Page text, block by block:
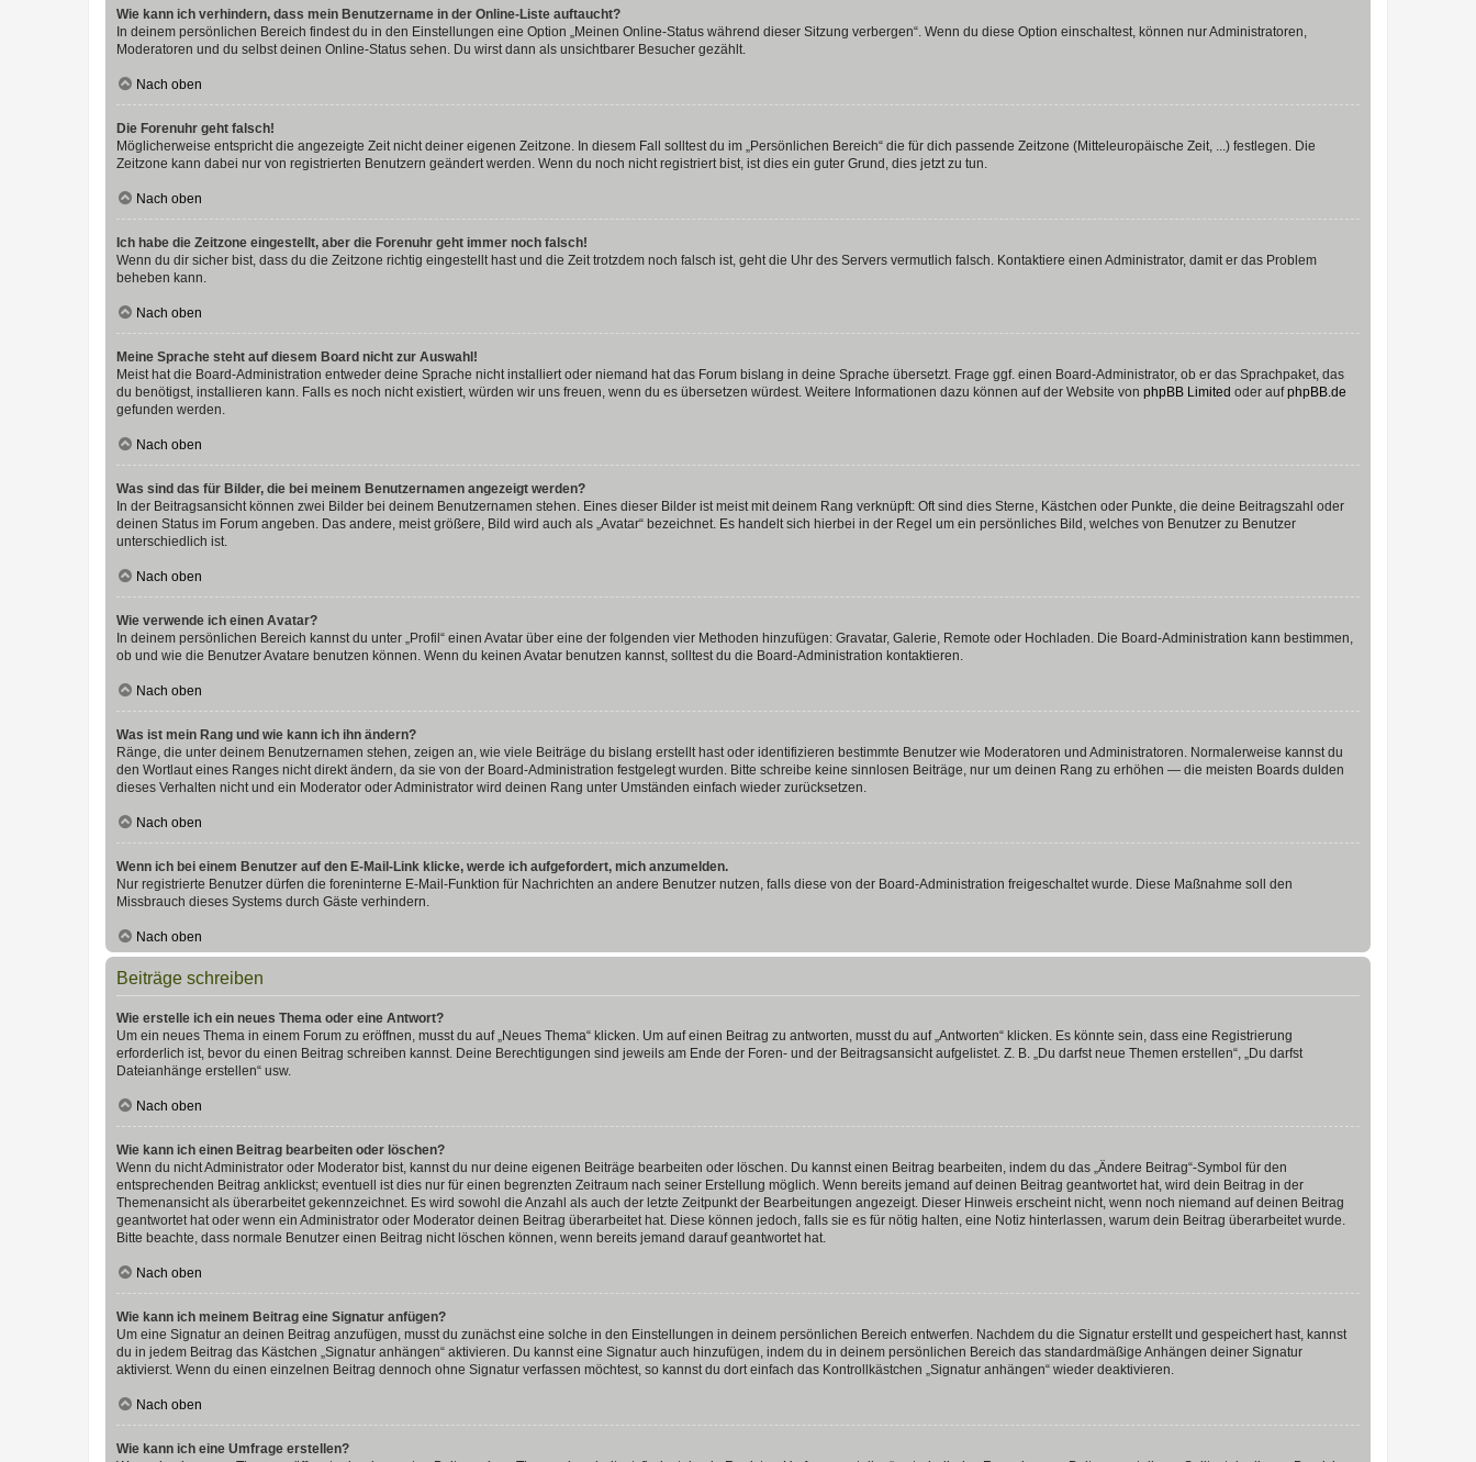
Wie kann ich verhindern, dass mein Benutzername in der Online-Liste auftaucht?
In deinem persönlichen Bereich findest du in den Einstellungen eine Option „Meinen Online-Status während dieser Sitzung verbergen“. Wenn du diese Option einschaltest, können nur Administratoren,
Moderatoren und du selbst deinen Online-Status sehen. Du wirst dann als unsichtbarer Besucher gezählt.
Nach oben
Die Forenuhr geht falsch!
Möglicherweise entspricht die angezeigte Zeit nicht deiner eigenen Zeitzone. In diesem Fall solltest du im „Persönlichen Bereich“ die für dich passende Zeitzone (Mitteleuropäische Zeit, ...) festlegen. Die
Zeitzone kann dabei nur von registrierten Benutzern geändert werden. Wenn du noch nicht registriert bist, ist dies ein guter Grund, dies jetzt zu tun.
Nach oben
Ich habe die Zeitzone eingestellt, aber die Forenuhr geht immer noch falsch!
Wenn du dir sicher bist, dass du die Zeitzone richtig eingestellt hast und die Zeit trotzdem noch falsch ist, geht die Uhr des Servers vermutlich falsch. Kontaktiere einen Administrator, damit er das Problem
beheben kann.
Nach oben
Meine Sprache steht auf diesem Board nicht zur Auswahl!
Meist hat die Board-Administration entweder deine Sprache nicht installiert oder niemand hat das Forum bislang in deine Sprache übersetzt. Frage ggf. einen Board-Administrator, ob er das Sprachpaket, das
du benötigst, installieren kann. Falls es noch nicht existiert, würden wir uns freuen, wenn du es übersetzen würdest. Weitere Informationen dazu können auf der Website von phpBB Limited oder aufphpBB.de
gefunden werden.
Nach oben
Was sind das für Bilder, die bei meinem Benutzernamen angezeigt werden?
In der Beitragsansicht können zwei Bilder bei deinem Benutzernamen stehen. Eines dieser Bilder ist meist mit deinem Rang verknüpft: Oft sind dies Sterne, Kästchen oder Punkte, die deine Beitragszahl oder
deinen Status im Forum angeben. Das andere, meist größere, Bild wird auch als „Avatar“ bezeichnet. Es handelt sich hierbei in der Regel um ein persönliches Bild, welches von Benutzer zu Benutzer
unterschiedlich ist.
Nach oben
Wie verwende ich einen Avatar?
In deinem persönlichen Bereich kannst du unter „Profil“ einen Avatar über eine der folgenden vier Methoden hinzufügen: Gravatar, Galerie, Remote oder Hochladen. Die Board-Administration kann bestimmen,
ob und wie die Benutzer Avatare benutzen können. Wenn du keinen Avatar benutzen kannst, solltest du die Board-Administration kontaktieren.
Nach oben
Was ist mein Rang und wie kann ich ihn ändern?
Ränge, die unter deinem Benutzernamen stehen, zeigen an, wie viele Beiträge du bislang erstellt hast oder identifizieren bestimmte Benutzer wie Moderatoren und Administratoren. Normalerweise kannst du
den Wortlaut eines Ranges nicht direkt ändern, da sie von der Board-Administration festgelegt wurden. Bitte schreibe keine sinnlosen Beiträge, nur um deinen Rang zu erhöhen — die meisten Boards dulden
dieses Verhalten nicht und ein Moderator oder Administrator wird deinen Rang unter Umständen einfach wieder zurücksetzen.
Nach oben
Wenn ich bei einem Benutzer auf den E-Mail-Link klicke, werde ich aufgefordert, mich anzumelden.
Nur registrierte Benutzer dürfen die foreninterne E-Mail-Funktion für Nachrichten an andere Benutzer nutzen, falls diese von der Board-Administration freigeschaltet wurde. Diese Maßnahme soll den
Missbrauch dieses Systems durch Gäste verhindern.
Nach oben
Beiträge schreiben
Wie erstelle ich ein neues Thema oder eine Antwort?
Um ein neues Thema in einem Forum zu eröffnen, musst du auf „Neues Thema“ klicken. Um auf einen Beitrag zu antworten, musst du auf „Antworten“ klicken. Es könnte sein, dass eine Registrierung
erforderlich ist, bevor du einen Beitrag schreiben kannst. Deine Berechtigungen sind jeweils am Ende der Foren- und der Beitragsansicht aufgelistet. Z. B. „Du darfst neue Themen erstellen“, „Du darfst
Dateianhänge erstellen“ usw.
Nach oben
Wie kann ich einen Beitrag bearbeiten oder löschen?
Wenn du nicht Administrator oder Moderator bist, kannst du nur deine eigenen Beiträge bearbeiten oder löschen. Du kannst einen Beitrag bearbeiten, indem du das „Ändere Beitrag“-Symbol für den
entsprechenden Beitrag anklickst; eventuell ist dies nur für einen begrenzten Zeitraum nach seiner Erstellung möglich. Wenn bereits jemand auf deinen Beitrag geantwortet hat, wird dein Beitrag in der
Themenansicht als überarbeitet gekennzeichnet. Es wird sowohl die Anzahl als auch der letzte Zeitpunkt der Bearbeitungen angezeigt. Dieser Hinweis erscheint nicht, wenn noch niemand auf deinen Beitrag
geantwortet hat oder wenn ein Administrator oder Moderator deinen Beitrag überarbeitet hat. Diese können jedoch, falls sie es für nötig halten, eine Notiz hinterlassen, warum dein Beitrag überarbeitet wurde.
Bitte beachte, dass normale Benutzer einen Beitrag nicht löschen können, wenn bereits jemand darauf geantwortet hat.
Nach oben
Wie kann ich meinem Beitrag eine Signatur anfügen?
Um eine Signatur an deinen Beitrag anzufügen, musst du zunächst eine solche in den Einstellungen in deinem persönlichen Bereich entwerfen. Nachdem du die Signatur erstellt und gespeichert hast, kannst
du in jedem Beitrag das Kästchen „Signatur anhängen“ aktivieren. Du kannst eine Signatur auch hinzufügen, indem du in deinem persönlichen Bereich das standardmäßige Anhängen deiner Signatur
aktivierst. Wenn du einen einzelnen Beitrag dennoch ohne Signatur verfassen möchtest, so kannst du dort einfach das Kontrollkästchen „Signatur anhängen“ wieder deaktivieren.
Nach oben
Wie kann ich eine Umfrage erstellen?